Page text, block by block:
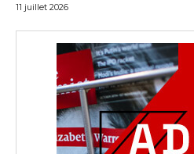
11 juillet 2026